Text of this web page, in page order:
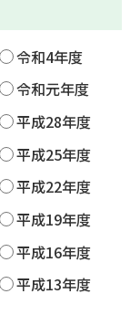
令和4年度
令和元年度
平成28年度
平成25年度
平成22年度
平成19年度
平成16年度
平成13年度